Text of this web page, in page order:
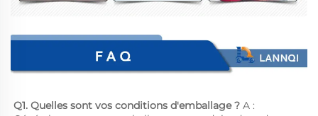
Q1. Quelles sont vos conditions d'emballage ? A :